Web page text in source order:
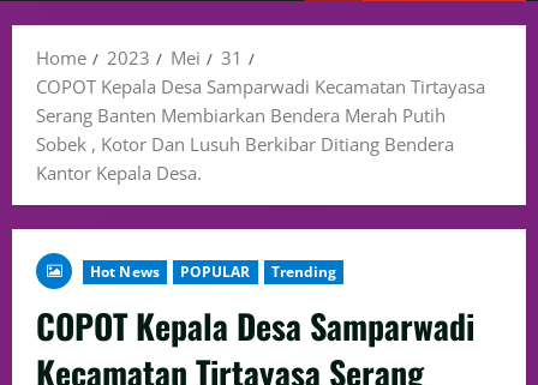
Home 2023 Mei
31
COPOT Kepala Desa Samparwadi Kecamatan Tirtayasa
Serang Banten Membiarkan Bendera Merah Putih
Sobek , Kotor Dan Lusuh Berkibar Ditiang Bendera
Kantor Kepala Desa.
Hot News POPULAR Trending
COPOT Kepala Desa Samparwadi
Kecamatan Tirtayasa Serang